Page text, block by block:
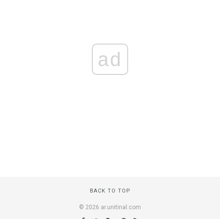
ad
BACK TO TOP
© 2026 ar.unitinal.com